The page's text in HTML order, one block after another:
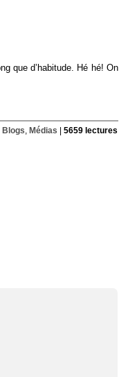
que d’habitude. Hé hé! On
Blogs Médias 5659 lectures